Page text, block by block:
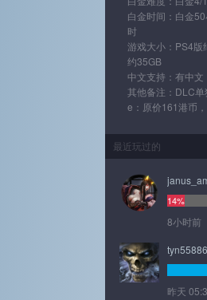
白金时间：白金
时
游戏大小：PS4版
约35GB
中文支持：有中文
其他备注：DLC
e：原价161港币，
最近玩过的
14%
8小时前
tyn55886
昨天